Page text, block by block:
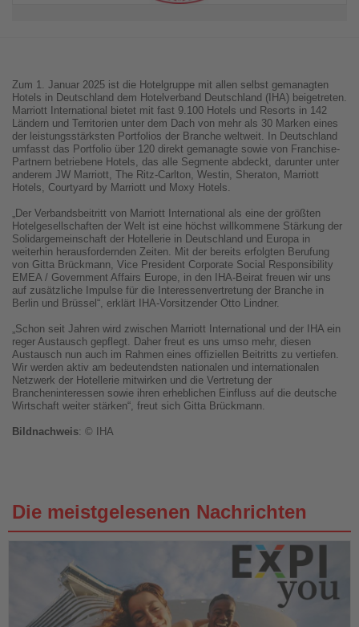
Zum 1. Januar 2025 ist die Hotelgruppe mit allen selbst gemanagten
Hotels in Deutschland dem Hotelverband Deutschland (IHA) beigetreten.
Marriott International bietet mit fast 9.100 Hotels und Resorts in 142
Ländern und Territorien unter dem Dach von mehr als 30 Marken eines
der leistungsstärksten Portfolios der Branche weltweit. In Deutschland
umfasst das Portfolio über 120 direkt gemanagte sowie von Franchise-
Partnern betriebene Hotels, das alle Segmente abdeckt, darunter unter
anderem JW Marriott, The Ritz-Carlton, Westin, Sheraton, Marriott
Hotels, Courtyard by Marriott und Moxy Hotels.
„Der Verbandsbeitritt von Marriott International als eine der größten
Hotelgesellschaften der Welt ist eine höchst willkommene Stärkung der
Solidargemeinschaft der Hotellerie in Deutschland und Europa in
weiterhin herausfordernden Zeiten. Mit der bereits erfolgten Berufung
von Gitta Brückmann, Vice President Corporate Social Responsibility
EMEA / Government Affairs Europe, in den IHA-Beirat freuen wir uns
auf zusätzliche Impulse für die Interessenvertretung der Branche in
Berlin und Brüssel“, erklärt IHA-Vorsitzender Otto Lindner.
„Schon seit Jahren wird zwischen Marriott International und der IHA ein
reger Austausch gepflegt. Daher freut es uns umso mehr, diesen
Austausch nun auch im Rahmen eines offiziellen Beitritts zu vertiefen.
Wir werden aktiv am bedeutendsten nationalen und internationalen
Netzwerk der Hotellerie mitwirken und die Vertretung der
Brancheninteressen sowie ihren erheblichen Einfluss auf die deutsche
Wirtschaft weiter stärken“, freut sich Gitta Brückmann.
Bildnachweis: © IHA
Die meistgelesenen Nachrichten